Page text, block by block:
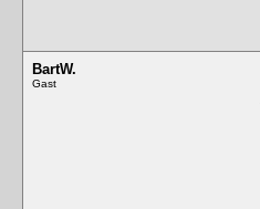
BartW.
Gast